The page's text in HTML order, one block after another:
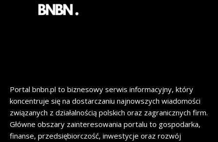
Portal bnbn.pl to biznesowy serwis informacyjny, który
koncentruje się na dostarczaniu najnowszych wiadomości
związanych z działalnością polskich oraz zagranicznych firm.
Główne obszary zainteresowania portalu to gospodarka,
finanse, przedsiębiorczość, inwestycje oraz rozwój